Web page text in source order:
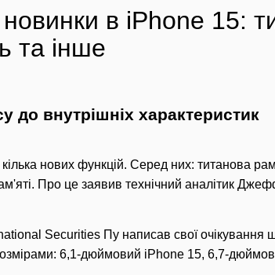
новинки в iPhone 15:
та інше
до внутрішніх характеристик
нових функцій. Серед них: титанова
Про це заявив технічний аналітик
Securities Пу написав свої очікування
6,1-дюймовий iPhone 15, 6,7-